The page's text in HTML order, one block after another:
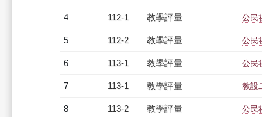
4 112-1 教學評量 公民
5 112-2 教學評量 公民
6 113-1 教學評量 公民
7 113-1 教學評量 教設
8 113-2 教學評量 公民